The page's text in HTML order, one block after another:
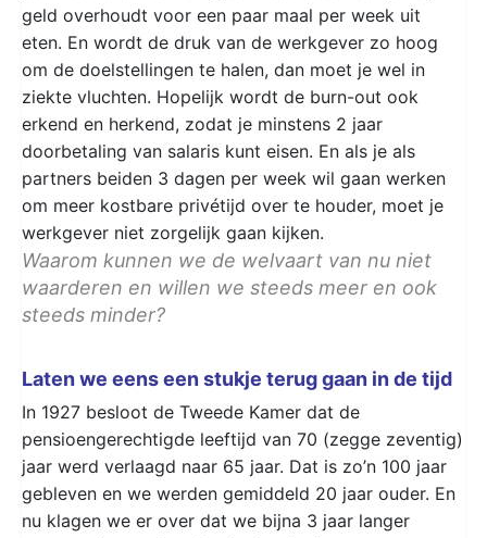
geld overhoudt voor een paar maal per week uit
eten. En wordt de druk van de werkgever zo hoog
om de doelstellingen te halen, dan moet je wel in
ziekte vluchten. Hopelijk wordt de burn-out ook
erkend en herkend, zodat je minstens 2 jaar
doorbetaling van salaris kunt eisen. En als je als
partners beiden 3 dagen per week wil gaan werken
om meer kostbare privétijd over te houder, moet je
werkgever niet zorgelijk gaan kijken.
Waarom kunnen we de welvaart van nu niet
waarderen en willen we steeds meer en ook
steeds minder?
Laten we eens een stukje terug gaan in de tijd
In 1927 besloot de Tweede Kamer dat de
pensioengerechtigde leeftijd van 70 (zegge zeventig)
jaar werd verlaagd naar 65 jaar. Dat is zo’n 100 jaar
gebleven en we werden gemiddeld 20 jaar ouder. En
nu klagen we er over dat we bijna 3 jaar langer